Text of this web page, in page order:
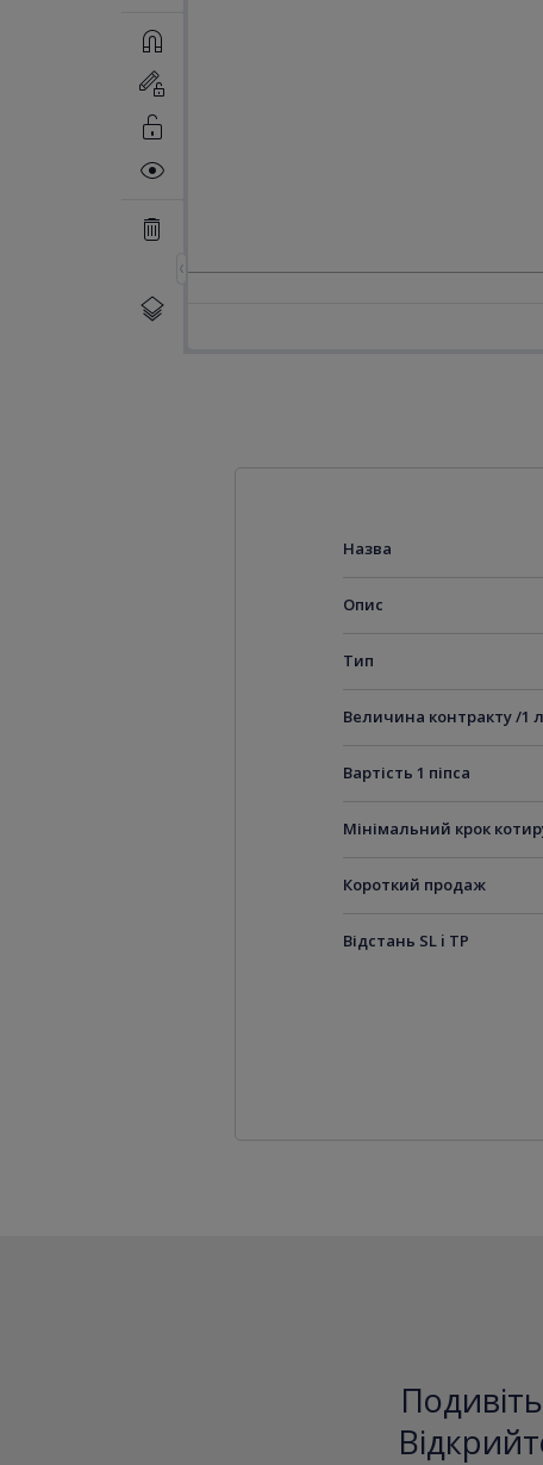
Назва
Опис
Тип
Величина контракту /1
Вартість 1 піпса
Мінімальний крок
Короткий продаж
Відстань SL i TP